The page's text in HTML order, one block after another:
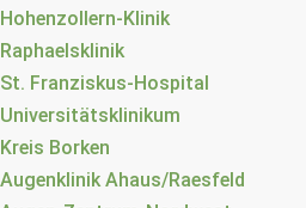
Hohenzollern-Klinik
Raphaelsklinik
St. Franziskus-Hospital
Universitätsklinikum
Kreis Borken
Augenklinik Ahaus/Raesfeld